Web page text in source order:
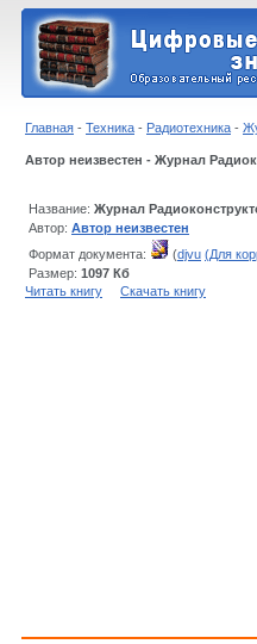
Главная - Техника - Радиотехника -
Автор неизвестен - Журнал
Название: Журнал
Автор: Автор неизвестен
Формат документа:
(djvu (Для
Размер: 1097 Кб
Читать книгу
Скачать книгу